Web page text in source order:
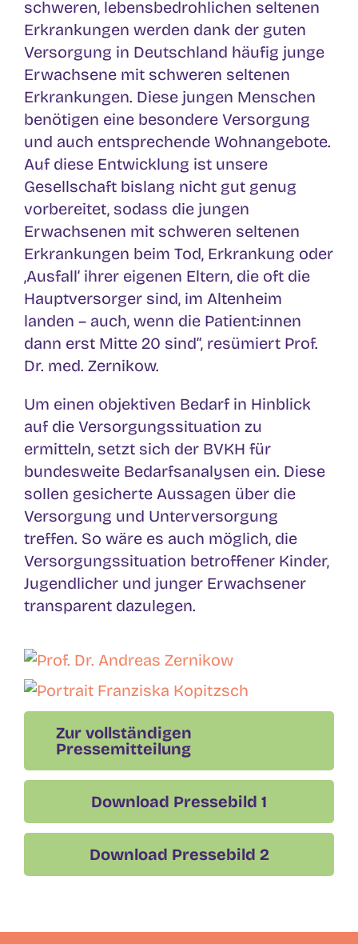
schweren, lebensbedrohlichen seltenen
Erkrankungen werden dank der guten
Versorgung in Deutschland häufig junge
Erwachsene mit schweren seltenen
Erkrankungen. Diese jungen Menschen
benötigen eine besondere Versorgung
und auch entsprechende Wohnangebote.
Auf diese Entwicklung ist unsere
Gesellschaft bislang nicht gut genug
vorbereitet, sodass die jungen
Erwachsenen mit schweren seltenen
Erkrankungen beim Tod, Erkrankung oder
‚Ausfall‘ ihrer eigenen Eltern, die oft die
Hauptversorger sind, im Altenheim
landen – auch, wenn die Patient:innen
dann erst Mitte 20 sind“, resümiert Prof.
Dr. med. Zernikow.
Um einen objektiven Bedarf in Hinblick
auf die Versorgungssituation zu
ermitteln, setzt sich der BVKH für
bundesweite Bedarfsanalysen ein. Diese
sollen gesicherte Aussagen über die
Versorgung und Unterversorgung
treffen. So wäre es auch möglich, die
Versorgungssituation betroffener Kinder,
Jugendlicher und junger Erwachsener
transparent dazulegen.
Zur vollständigen
Pressemitteilung
Download Pressebild 1
Download Pressebild 2